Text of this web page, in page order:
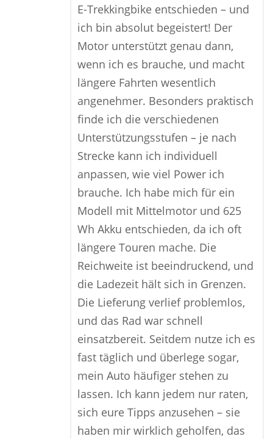
E-Trekkingbike entschieden – und
ich bin absolut begeistert! Der
Motor unterstützt genau dann,
wenn ich es brauche, und macht
längere Fahrten wesentlich
angenehmer. Besonders praktisch
finde ich die verschiedenen
Unterstützungsstufen – je nach
Strecke kann ich individuell
anpassen, wie viel Power ich
brauche. Ich habe mich für ein
Modell mit Mittelmotor und 625
Wh Akku entschieden, da ich oft
längere Touren mache. Die
Reichweite ist beeindruckend, und
die Ladezeit hält sich in Grenzen.
Die Lieferung verlief problemlos,
und das Rad war schnell
einsatzbereit. Seitdem nutze ich es
fast täglich und überlege sogar,
mein Auto häufiger stehen zu
lassen. Ich kann jedem nur raten,
sich eure Tipps anzusehen – sie
haben mir wirklich geholfen, das